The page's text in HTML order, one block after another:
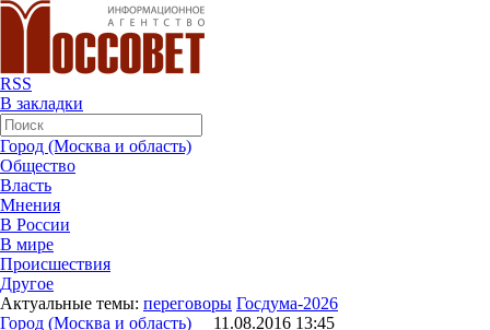
RSS
В закладки
Город (Москва и область)
Общество
Власть
Мнения
В России
В мире
Происшествия
Другое
Актуальные темы: переговоры Госдума-2026
Город (Москва и область) 11.08.2016 13:45